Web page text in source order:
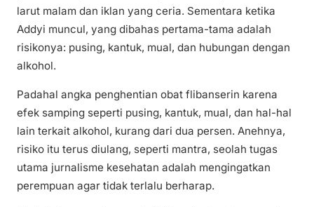
larut malam dan iklan yang ceria. Sementara ketika
Addyi muncul, yang dibahas pertama-tama adalah
risikonya: pusing, kantuk, mual, dan hubungan dengan
alkohol.
Padahal angka penghentian obat flibanserin karena
efek samping seperti pusing, kantuk, mual, dan hal-hal
lain terkait alkohol, kurang dari dua persen. Anehnya,
risiko itu terus diulang, seperti mantra, seolah tugas
utama jurnalisme kesehatan adalah mengingatkan
perempuan agar tidak terlalu berharap.